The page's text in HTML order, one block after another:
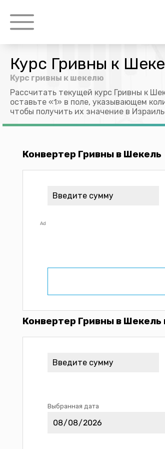
Курс Гривны к
Курс гривны к шекелю
Рассчитать текущей курс Гривны к
оставьте «1» в поле, указывающем
чтобы получить их значение в
Конвертер Гривны в Шекель
Ad
Конвертер Гривны в Шекель
Выбранная дата